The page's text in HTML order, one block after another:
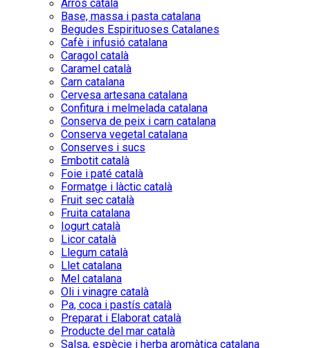
Arròs català
Base, massa i pasta catalana
Begudes Espirituoses Catalanes
Cafè i infusió catalana
Caragol català
Caramel català
Carn catalana
Cervesa artesana catalana
Confitura i melmelada catalana
Conserva de peix i carn catalana
Conserva vegetal catalana
Conserves i sucs
Embotit català
Foie i paté català
Formatge i làctic català
Fruit sec català
Fruita catalana
Iogurt català
Licor català
Llegum català
Llet catalana
Mel catalana
Oli i vinagre català
Pa, coca i pastís català
Preparat i Elaborat català
Producte del mar català
Salsa, espècie i herba aromàtica catalana